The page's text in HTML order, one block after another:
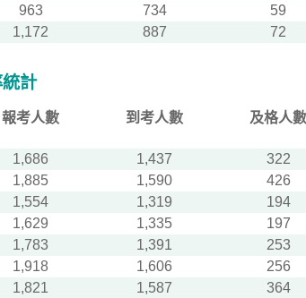
963 734 59
1,172 887 72
計
報考人數 到考人數 及格人數
1,686 1,437 322
1,885 1,590 426
1,554 1,319 194
1,629 1,335 197
1,783 1,391 253
1,918 1,606 256
1,821 1,587 364